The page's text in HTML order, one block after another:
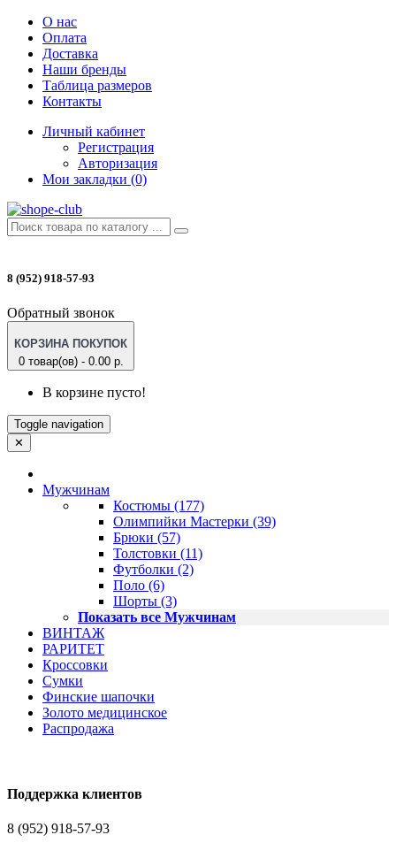
О нас
Оплата
Доставка
Наши бренды
Таблица размеров
Контакты
Личный кабинет
Регистрация
Авторизация
Мои закладки (0)
8 (952) 918-57-93
Обратный звонок
КОРЗИНА ПОКУПОК
0 товар(ов) - 0.00 р.
В корзине пусто!
Toggle navigation
✕
Мужчинам
Костюмы (177)
Олимпийки Мастерки (39)
Брюки (57)
Толстовки (11)
Футболки (2)
Поло (6)
Шорты (3)
Показать все Мужчинам
ВИНТАЖ
РАРИТЕТ
Кроссовки
Сумки
Финские шапочки
Золото медицинское
Распродажа
Поддержка клиентов
8 (952) 918-57-93